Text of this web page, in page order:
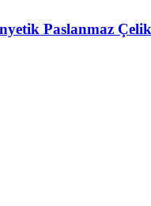
Paslanmaz